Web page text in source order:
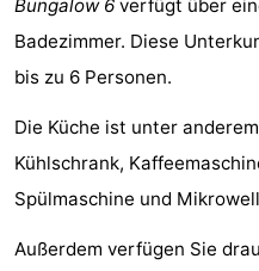
Gouden
Spar
De
Noordduinen
-
Duinresort
Dunimar
-
Noordwijkse
Duinen
-
Parc
du
Hotels
Zimmer
Bungalow 6 verfügt über
Badezimmer. Diese
bis zu 6 Personen.
Die Küche ist unter
Kühlschrank,
Spülmaschine und
Außerdem verfügen Sie